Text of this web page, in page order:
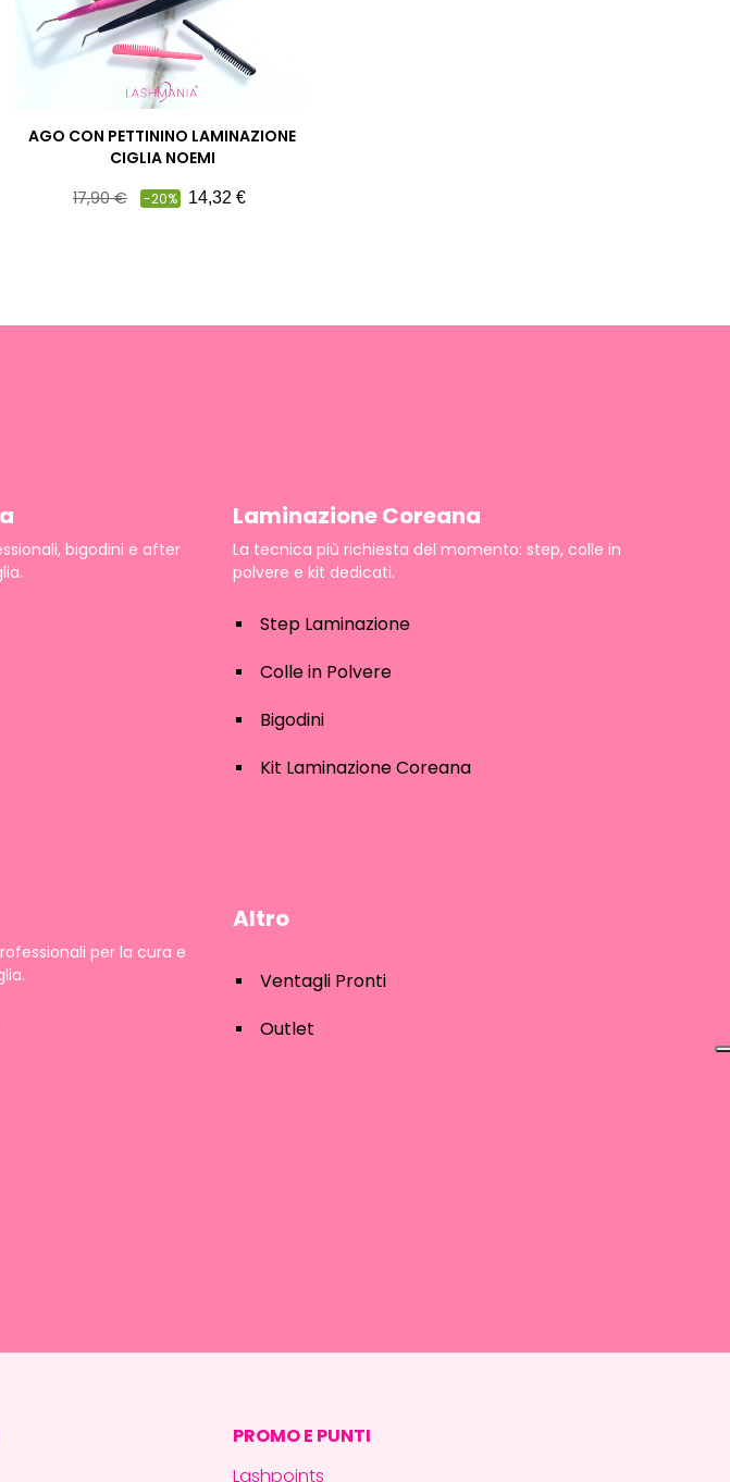
AGO CON PETTININO LAMINAZIONE
CIGLIA NOEMI
Prezzo
17,90 € -20% Prezzo
14,32 €
bigodini e after
Laminazione Coreana
La tecnica più richiesta del momento: step, colle in
polvere e kit dedicati.
Step Laminazione
Colle in Polvere
Bigodini
Kit Laminazione Coreana
per la cura e
Altro
Ventagli Pronti
Outlet
PROMO E PUNTI
Lashpoints